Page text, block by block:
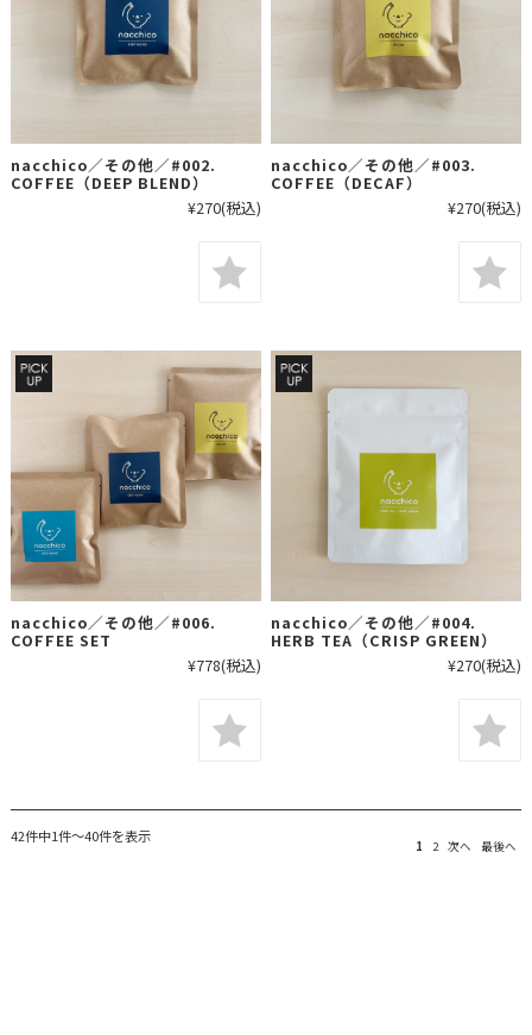
nacchico／その他／#002.
COFFEE（DEEP BLEND）
¥270(税込)
nacchico／その他／#003.
COFFEE（DECAF）
¥270(税込)
nacchico／その他／#006.
COFFEE SET
¥778(税込)
nacchico／その他／#004.
HERB TEA（CRISP GREEN）
¥270(税込)
42件中1件～40件を表示
1 2 次へ 最後へ